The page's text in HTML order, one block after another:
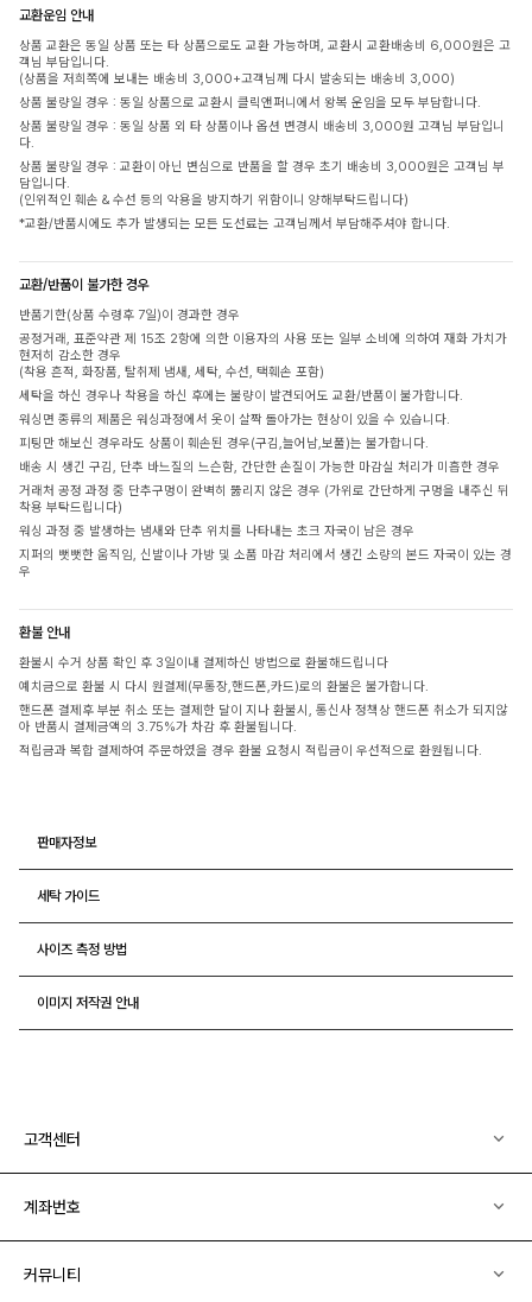
교환운임 안내
상품 교환은 동일 상품 또는 타 상품으로도 교환 가능하며, 교환시 교환배송비 6,000원은 고
객님 부담입니다.
(상품을 저희쪽에 보내는 배송비 3,000+고객님께 다시 발송되는 배송비 3,000)
상품 불량일 경우 : 동일 상품으로 교환시 클릭앤퍼니에서 왕복 운임을 모두 부담합니다.
상품 불량일 경우 : 동일 상품 외 타 상품이나 옵션 변경시 배송비 3,000원 고객님 부담입니
다.
상품 불량일 경우 : 교환이 아닌 변심으로 반품을 할 경우 초기 배송비 3,000원은 고객님 부
담입니다.
(인위적인 훼손 & 수선 등의 악용을 방지하기 위함이니 양해부탁드립니다)
*교환/반품시에도 추가 발생되는 모든 도선료는 고객님께서 부담해주셔야 합니다.
교환/반품이 불가한 경우
반품기한(상품 수령후 7일)이 경과한 경우
공정거래, 표준약관 제 15조 2항에 의한 이용자의 사용 또는 일부 소비에 의하여 재화 가치가
현저히 감소한 경우
(착용 흔적, 화장품, 탈취제 냄새, 세탁, 수선, 택훼손 포함)
세탁을 하신 경우나 착용을 하신 후에는 불량이 발견되어도 교환/반품이 불가합니다.
워싱면 종류의 제품은 워싱과정에서 옷이 살짝 돌아가는 현상이 있을 수 있습니다.
피팅만 해보신 경우라도 상품이 훼손된 경우(구김,늘어남,보풀)는 불가합니다.
배송 시 생긴 구김, 단추 바느질의 느슨함, 간단한 손질이 가능한 마감실 처리가 미흡한 경우
거래처 공정 과정 중 단추구멍이 완벽히 뚫리지 않은 경우 (가위로 간단하게 구멍을 내주신 뒤
착용 부탁드립니다)
워싱 과정 중 발생하는 냄새와 단추 위치를 나타내는 초크 자국이 남은 경우
지퍼의 뻣뻣한 움직임, 신발이나 가방 및 소품 마감 처리에서 생긴 소량의 본드 자국이 있는 경
우
환불 안내
환불시 수거 상품 확인 후 3일이내 결제하신 방법으로 환불해드립니다
예치금으로 환불 시 다시 원결제(무통장,핸드폰,카드)로의 환불은 불가합니다.
핸드폰 결제후 부분 취소 또는 결제한 달이 지나 환불시, 통신사 정책상 핸드폰 취소가 되지않
아 반품시 결제금액의 3.75%가 차감 후 환불됩니다.
적립금과 복합 결제하여 주문하였을 경우 환불 요청시 적립금이 우선적으로 환원됩니다.
판매자정보
세탁 가이드
사이즈 측정 방법
이미지 저작권 안내
고객센터
계좌번호
커뮤니티